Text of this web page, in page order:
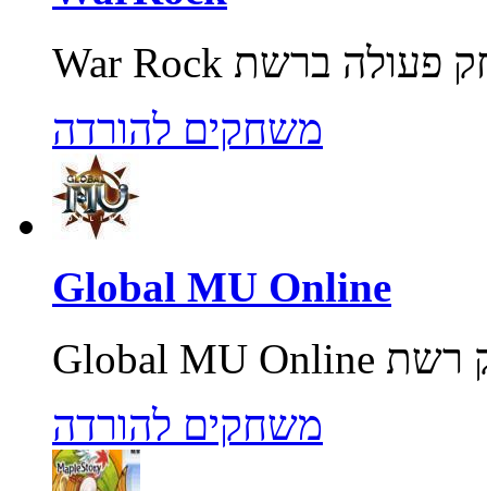
משחקים להורדה
Global MU Online
משחקים להורדה